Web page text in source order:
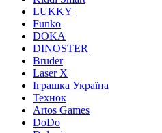
LUKKY
Funko
DOKA
DINOSTER
Bruder
Laser X
Іграшка Україна
Технок
Artos Games
DoDo